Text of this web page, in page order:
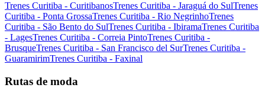
Trenes Curitiba - CuritibanosTrenes Curitiba - Jaraguá do SulTrenes
Curitiba - Ponta GrossaTrenes Curitiba - Rio NegrinhoTrenes
Curitiba - São Bento do SulTrenes Curitiba - IbiramaTrenes Curitiba
- LagesTrenes Curitiba - Correia PintoTrenes Curitiba -
BrusqueTrenes Curitiba - San Francisco del SurTrenes Curitiba -
GuaramirimTrenes Curitiba - Faxinal
Rutas de moda